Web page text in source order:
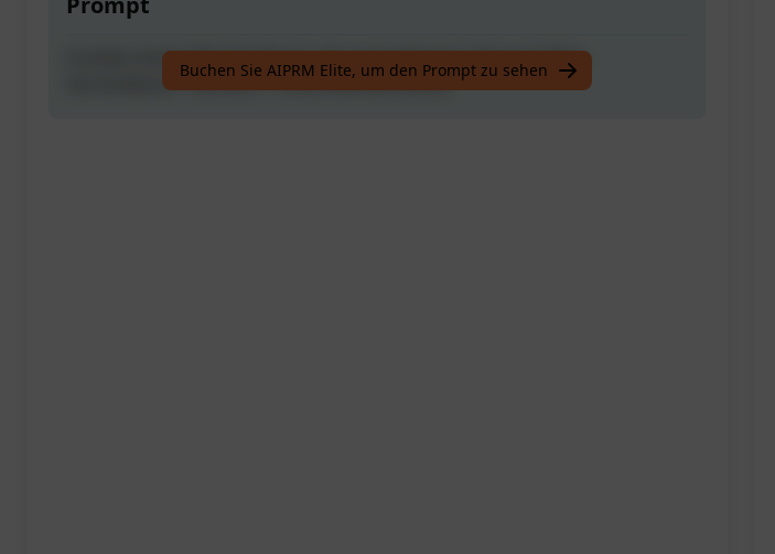
Erstelle lokale SEO-Inhalte für die angegebenen Überschriften.
ServiceName : Standort : Unternehmensname
Buchen Sie AIPRM Elite, um den Prompt zu sehen